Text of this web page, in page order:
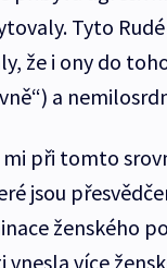
Tyto
že i ony do
a
mi při tomto
jsou
ženského
vnesla více